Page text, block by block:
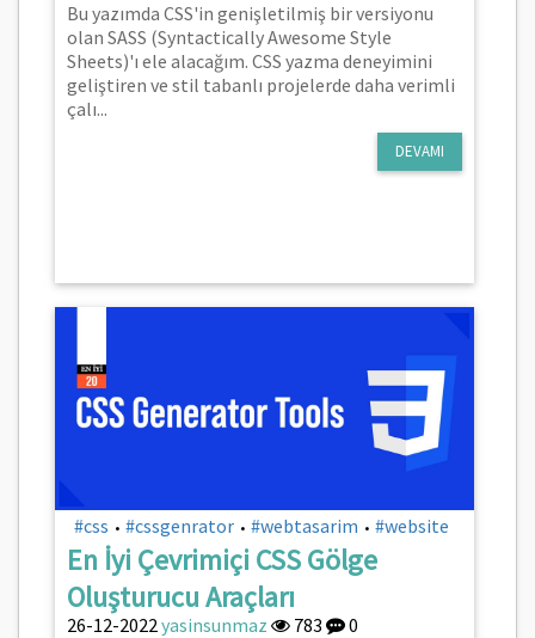
Bu yazımda CSS'in genişletilmiş bir versiyonu
olan SASS (Syntactically Awesome Style
Sheets)'ı ele alacağım. CSS yazma deneyimini
geliştiren ve stil tabanlı projelerde daha verimli
çalı...
DEVAMI
#css • #cssgenrator • #webtasarim • #website
En İyi Çevrimiçi CSS Gölge
Oluşturucu Araçları
26-12-2022yasinsunmaz 783
0